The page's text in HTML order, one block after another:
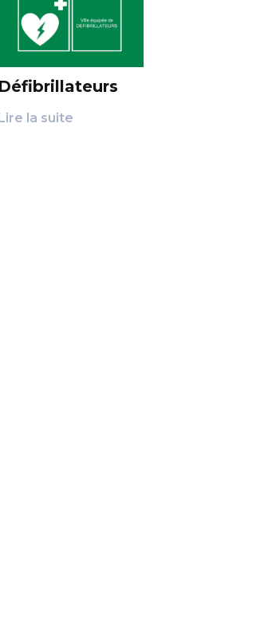
Défibrillateurs
la suite